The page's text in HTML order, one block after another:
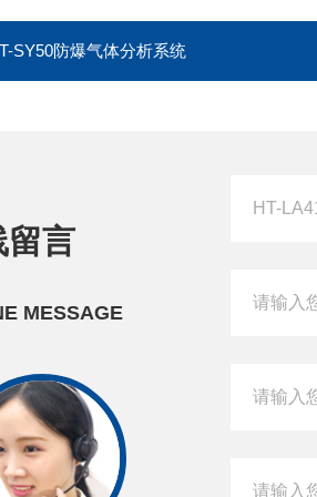
SY50防爆气体分析系统
留言
MESSAGE